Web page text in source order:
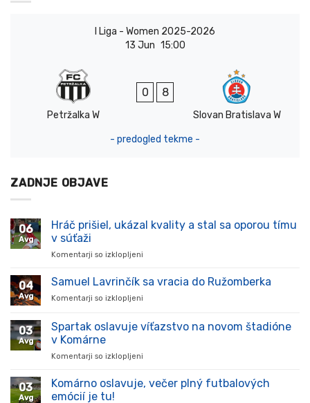
I Liga - Women 2025-2026
13 Jun 15:00
Petržalka W
0 8
Slovan Bratislava W
- predogled tekme -
ZADNJE OBJAVE
06
Avg
Hráč prišiel, ukázal kvality a stal sa oporou tímu
v súťaži
Komentarji so izklopljeni
prišiel,
stal
súťaži
04
Avg
Samuel Lavrinčík sa vracia do Ružomberka
Komentarji so izklopljeni
Lavrinčík
03
Avg
Spartak oslavuje víťazstvo na novom štadióne
v Komárne
Komentarji so izklopljeni
oslavuje
03
Avg
Komárno oslavuje, večer plný futbalových
emócií je tu!